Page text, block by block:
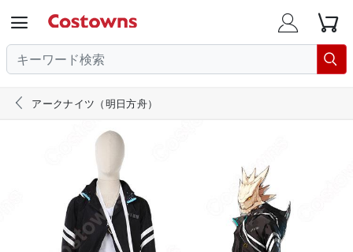
  

 アークナイツ（明日方舟）